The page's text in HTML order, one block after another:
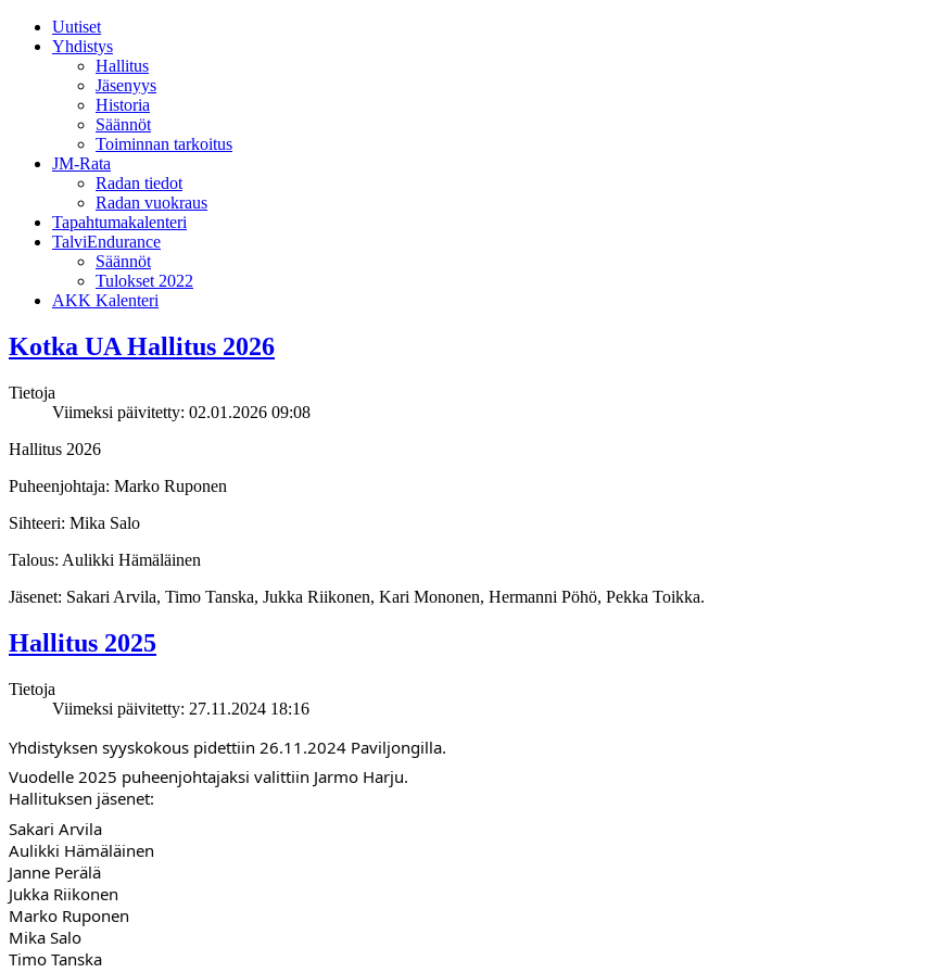
Uutiset
Yhdistys
Hallitus
Jäsenyys
Historia
Säännöt
Toiminnan tarkoitus
JM-Rata
Radan tiedot
Radan vuokraus
Tapahtumakalenteri
TalviEndurance
Säännöt
Tulokset 2022
AKK Kalenteri
Kotka UA Hallitus 2026
Tietoja
Viimeksi päivitetty: 02.01.2026 09:08
Hallitus 2026
Puheenjohtaja: Marko Ruponen
Sihteeri: Mika Salo
Talous: Aulikki Hämäläinen
Jäsenet: Sakari Arvila, Timo Tanska, Jukka Riikonen, Kari Mononen, Hermanni Pöhö, Pekka Toikka.
Hallitus 2025
Tietoja
Viimeksi päivitetty: 27.11.2024 18:16
Yhdistyksen syyskokous pidettiin 26.11.2024 Paviljongilla.
Vuodelle 2025 puheenjohtajaksi valittiin Jarmo Harju.
Hallituksen jäsenet:
Sakari Arvila
Aulikki Hämäläinen
Janne Perälä
Jukka Riikonen
Marko Ruponen
Mika Salo
Timo Tanska